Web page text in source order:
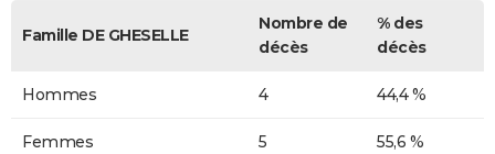
Famille DE GHESELLE
Nombre de
décès
% des
décès
Hommes 4 44,4 %
Femmes 5 55,6 %